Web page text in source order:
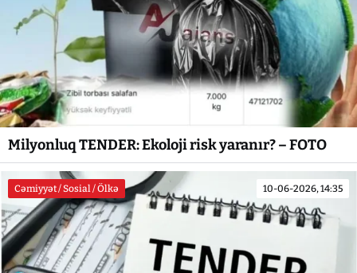
Milyonluq TENDER: Ekoloji risk yaranır? – FOTO
Cəmiyyət / Sosial / Ölkə 10-06-2026, 14:35